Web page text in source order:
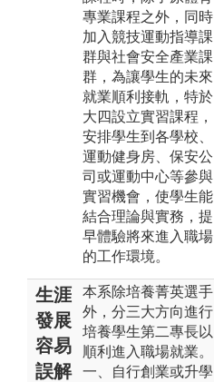
專業課程之外，同時
加入競技運動指導課
群與社會安全產業課
群，為讓學生的未來
就業順利接軌，特於
大四設立實習課程，
安排學生到各學校、
運動健身房、保安公
司或運動中心等參與
實習機會，使學生能
結合理論與實務，提
早體驗將來進入職場
的工作環境。
生涯
發展
容易
誤解
本系除培養菁英選手
外，分三大方向進行
培養學生第二專長以
順利進入職場就業。
一、自行創業或升學